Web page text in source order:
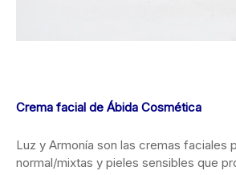
Crema facial de Ábida Cosmética
Luz y Armonía son las cremas faciales
normal/mixtas y pieles sensibles que